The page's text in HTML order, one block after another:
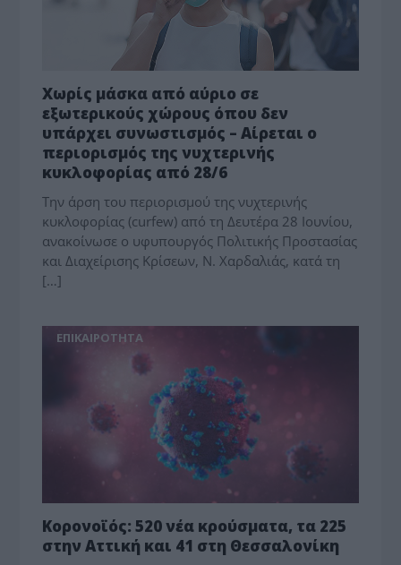
Χωρίς μάσκα από αύριο σε
εξωτερικούς χώρους όπου δεν
υπάρχει συνωστισμός – Αίρεται ο
περιορισμός της νυχτερινής
κυκλοφορίας από 28/6
Την άρση του περιορισμού της νυχτερινής
κυκλοφορίας (curfew) από τη Δευτέρα 28 Ιουνίου,
ανακοίνωσε ο υφυπουργός Πολιτικής Προστασίας
και Διαχείρισης Κρίσεων, Ν. Χαρδαλιάς, κατά τη
[…]
ΕΠΙΚΑΙΡΟΤΗΤΑ
Κορονοϊός: 520 νέα κρούσματα, τα 225
στην Αττική και 41 στη Θεσσαλονίκη